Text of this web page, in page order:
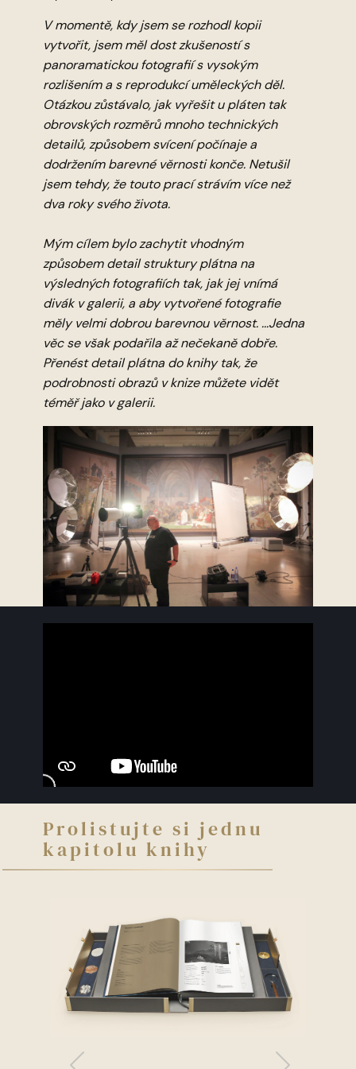
V momentě, kdy jsem se rozhodl kopii
vytvořit, jsem měl dost zkušeností s
panoramatickou fotografií s vysokým
rozlišením a s reprodukcí uměleckých děl.
Otázkou zůstávalo, jak vyřešit u pláten tak
obrovských rozměrů mnoho technických
detailů, způsobem svícení počínaje a
dodržením barevné věrnosti konče. Netušil
jsem tehdy, že touto prací strávím více než
dva roky svého života.
Mým cílem bylo zachytit vhodným
způsobem detail struktury plátna na
výsledných fotografiích tak, jak jej vnímá
divák v galerii, a aby vytvořené fotografie
měly velmi dobrou barevnou věrnost. ...Jedna
věc se však podařila až nečekaně dobře.
Přenést detail plátna do knihy tak, že
podrobnosti obrazů v knize můžete vidět
téměř jako v galerii.
Prolistujte si jednu
kapitolu knihy